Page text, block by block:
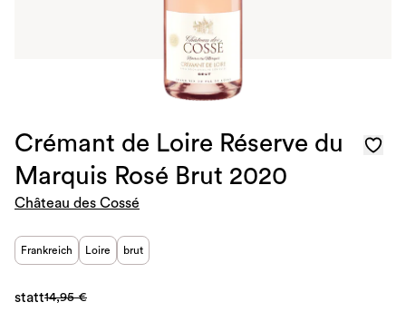
Crémant de Loire Réserve du
Marquis Rosé Brut 2020
Château des Cossé
Frankreich Loire brut
statt14,95 €